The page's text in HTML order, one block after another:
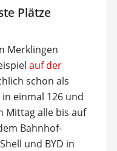
Plätze
Merklingen
auf der
schon als
einmal 126 und
Mittag alle bis auf
Bahnhof-
und BYD in